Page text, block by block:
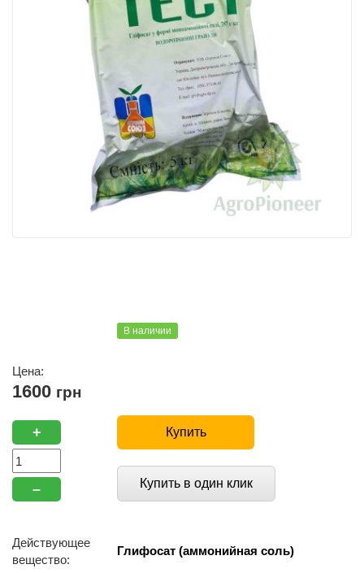
В наличии
Цена:
1600 грн
+
–
Купить
Купить в один клик
Действующее
вещество:
Глифосат (аммонийная соль)